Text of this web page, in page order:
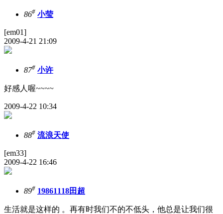
86# 小莹
[em01]
2009-4-21 21:09
87# 小许
好感人喔~~~~
2009-4-22 10:34
88# 流浪天使
[em33]
2009-4-22 16:46
89# 19861118田超
生活就是这样的 。再有时我们不的不低头，他总是让我们很